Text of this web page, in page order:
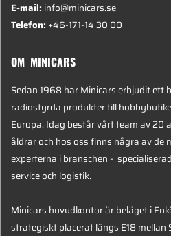
E-mail:info@minicars.se
Telefon:+46-171-14 30 00
OM MINICARS
Sedan 1968 har Minicars erbjudit ett
radiostyrda produkter till
Europa. Idag består vårt team av 20
åldrar och hos oss finns några av de
experterna i branschen -
service och logistik.
Minicars huvudkontor är beläget i
strategiskt placerat längs E18 mellan